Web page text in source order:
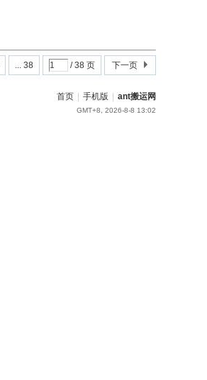
... 38 / 38 页 下一页
首页 手机版 ant搬运网
GMT+8, 2026-8-8 13:02